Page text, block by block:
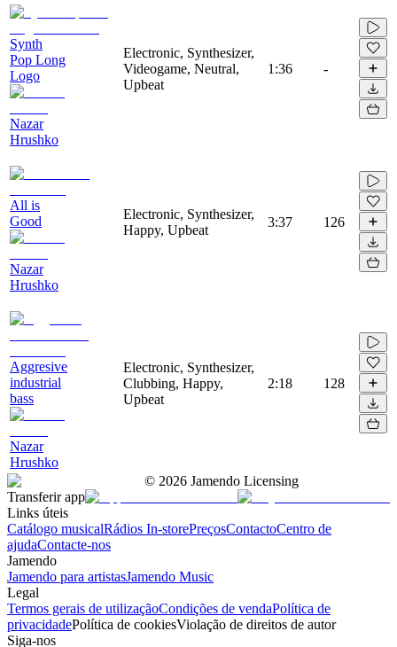
Synth
Pop Long
Logo
Nazar
Hrushko
Electronic, Synthesizer,
Videogame, Neutral,
Upbeat
1:36 -
All is
Good
Nazar
Hrushko
Electronic, Synthesizer,
Happy, Upbeat
3:37 126
Aggresive
industrial
bass
Nazar
Hrushko
Electronic, Synthesizer,
Clubbing, Happy,
Upbeat
2:18 128
© 2026 Jamendo Licensing
Transferir app
Links úteis
Catálogo musicalRádios In-storePreçosContactoCentro de
ajudaContacte-nos
Jamendo
Jamendo para artistasJamendo Music
Legal
Termos gerais de utilizaçãoCondições de vendaPolítica de
privacidadePolítica de cookiesViolação de direitos de autor
Siga-nos